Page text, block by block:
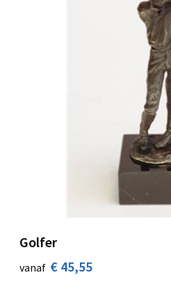
Golfer
vanaf € 45,55